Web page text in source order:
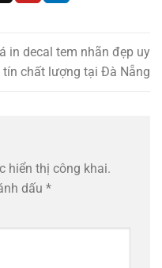
in decal tem nhãn đẹp uy
tín chất lượng tại Đà Nẵng
hiển thị công khai.
dấu *